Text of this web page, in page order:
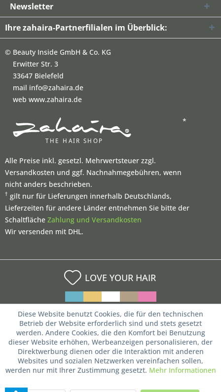
Newsletter
Ihre zahaira-Partnerfilialen im Überblick:
© Beauty Inside GmbH & Co. KG
Erwitter Str. 3
33647 Bielefeld
mail info@zahaira.de
web www.zahaira.de
*
Alle Preise inkl. gesetzl. Mehrwertsteuer zzgl.
Versandkosten und ggf. Nachnahmegebühren, wenn
nicht anders beschrieben.
† gilt nur für Lieferungen innerhalb Deutschlands,
Lieferzeiten für andere Länder entnehmen Sie bitte der
Schaltfläche Zahlung und Versandkosten
Wir versenden mit DHL.
LOVE YOUR HAIR
Diese Website benutzt Cookies, die für den technischen
Betrieb der Website erforderlich sind und stets gesetzt
werden. Andere Cookies, die den Komfort bei Benutzung
dieser Website erhöhen, Werbeanzeigen personalisieren, der
Direktwerbung dienen oder die Interaktion mit anderen
Websites und sozialen Netzwerken vereinfachen sollen,
werden nur mit Ihrer Zustimmung gesetzt. Mehr Informationen